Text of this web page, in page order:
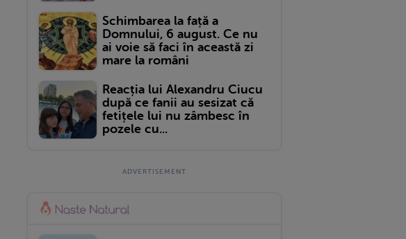
Schimbarea la față a
Domnului, 6 august. Ce nu
ai voie să faci în această zi
mare la români
Reacția lui Alexandru Ciucu
după ce fanii au sesizat că
fetițele lui nu zâmbesc în
pozele cu...